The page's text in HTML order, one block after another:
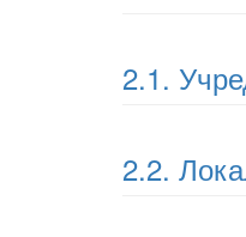
2.1.
2.2.